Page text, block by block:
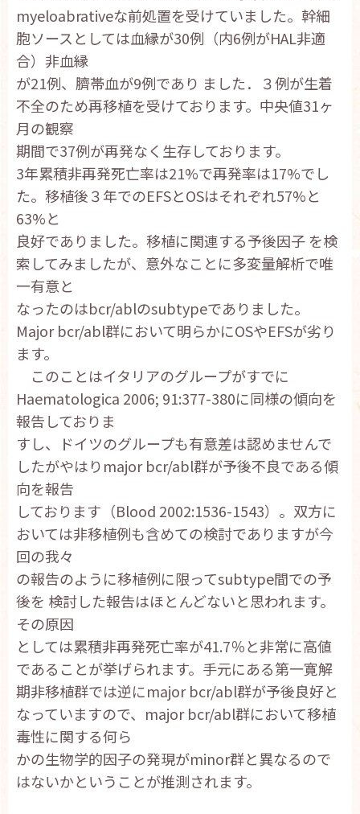
myeloabrativeな前処置を受けていました。幹細
胞ソースとしては血縁が30例（内6例がHAL非適
合）非血縁
が21例、臍帯血が9例であり ました．３例が生着
不全のため再移植を受けております。中央値31ヶ
月の観察
期間で37例が再発なく生存しております。
3年累積非再発死亡率は21%で再発率は17%でし
た。移植後３年でのEFSとOSはそれぞれ57%と
63%と
良好でありました。移植に関連する予後因子 を検
索してみましたが、意外なことに多変量解析で唯
一有意と
なったのはbcr/ablのsubtypeでありました。
Major bcr/abl群において明らかにOSやEFSが劣り
ます。
このことはイタリアのグループがすでに
Haematologica 2006; 91:377-380に同様の傾向を
報告しておりま
すし、ドイツのグループも有意差は認めませんで
したがやはりmajor bcr/abl群が予後不良である傾
向を報告
しております（Blood 2002:1536-1543）。双方に
おいては非移植例も含めての検討でありますが今
回の我々
の報告のように移植例に限ってsubtype間での予
後を 検討した報告はほとんどないと思われます。
その原因
としては累積非再発死亡率が41.7％と非常に高値
であることが挙げられます。手元にある第一寛解
期非移植群では逆にmajor bcr/abl群が予後良好と
なっていますので、major bcr/abl群において移植
毒性に関する何ら
かの生物学的因子の発現がminor群と異なるので
はないかということが推測されます。